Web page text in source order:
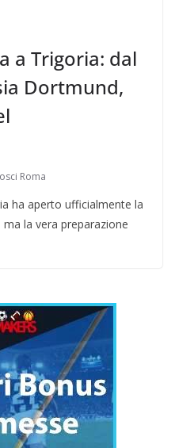
a Trigoria: dal
Dortmund,
Roma
ha aperto ufficialmente la
la vera preparazione